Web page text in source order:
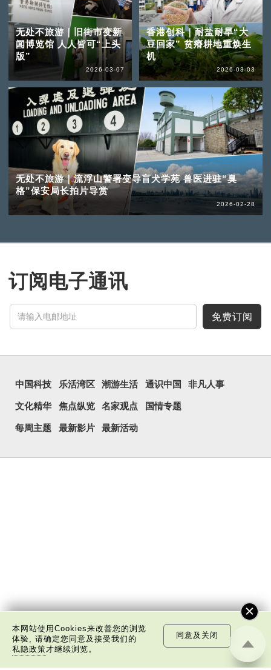
无处不旅游｜旧街市变新
闻博览馆 人人皆可“上头
版”
2026-03-07
香港创科｜耐盐耐旱“大
豆回家” 贫瘠耕地重焕生
机
2026-03-03
无处不旅游｜流浮山警署变导盲犬学苑 兽医进驻“臭
格”保安局长拍片导赏
2026-02-28
订阅电子通讯
免费订阅
中国科技 乐活湾区 潮游生活 通识中国 非凡人事
文化精华 焦点纵览 名家观点 国情专题
每周主题 最新影片 最新活动
本网站使用Cookies来改善您的浏览
体验, 请确定您同意及接受我们的
私隐政策才继续浏览。
同意及关闭